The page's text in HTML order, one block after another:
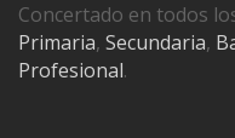
Concertado en todos
Primaria, Secundaria,
Profesional.